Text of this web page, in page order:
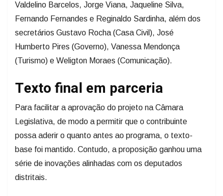
Valdelino Barcelos, Jorge Viana, Jaqueline Silva,
Fernando Fernandes e Reginaldo Sardinha, além dos
secretários Gustavo Rocha (Casa Civil), José
Humberto Pires (Governo), Vanessa Mendonça
(Turismo) e Weligton Moraes (Comunicação).
Texto final em parceria
Para facilitar a aprovação do projeto na Câmara
Legislativa, de modo a permitir que o contribuinte
possa aderir o quanto antes ao programa, o texto-
base foi mantido. Contudo, a proposição ganhou uma
série de inovações alinhadas com os deputados
distritais.